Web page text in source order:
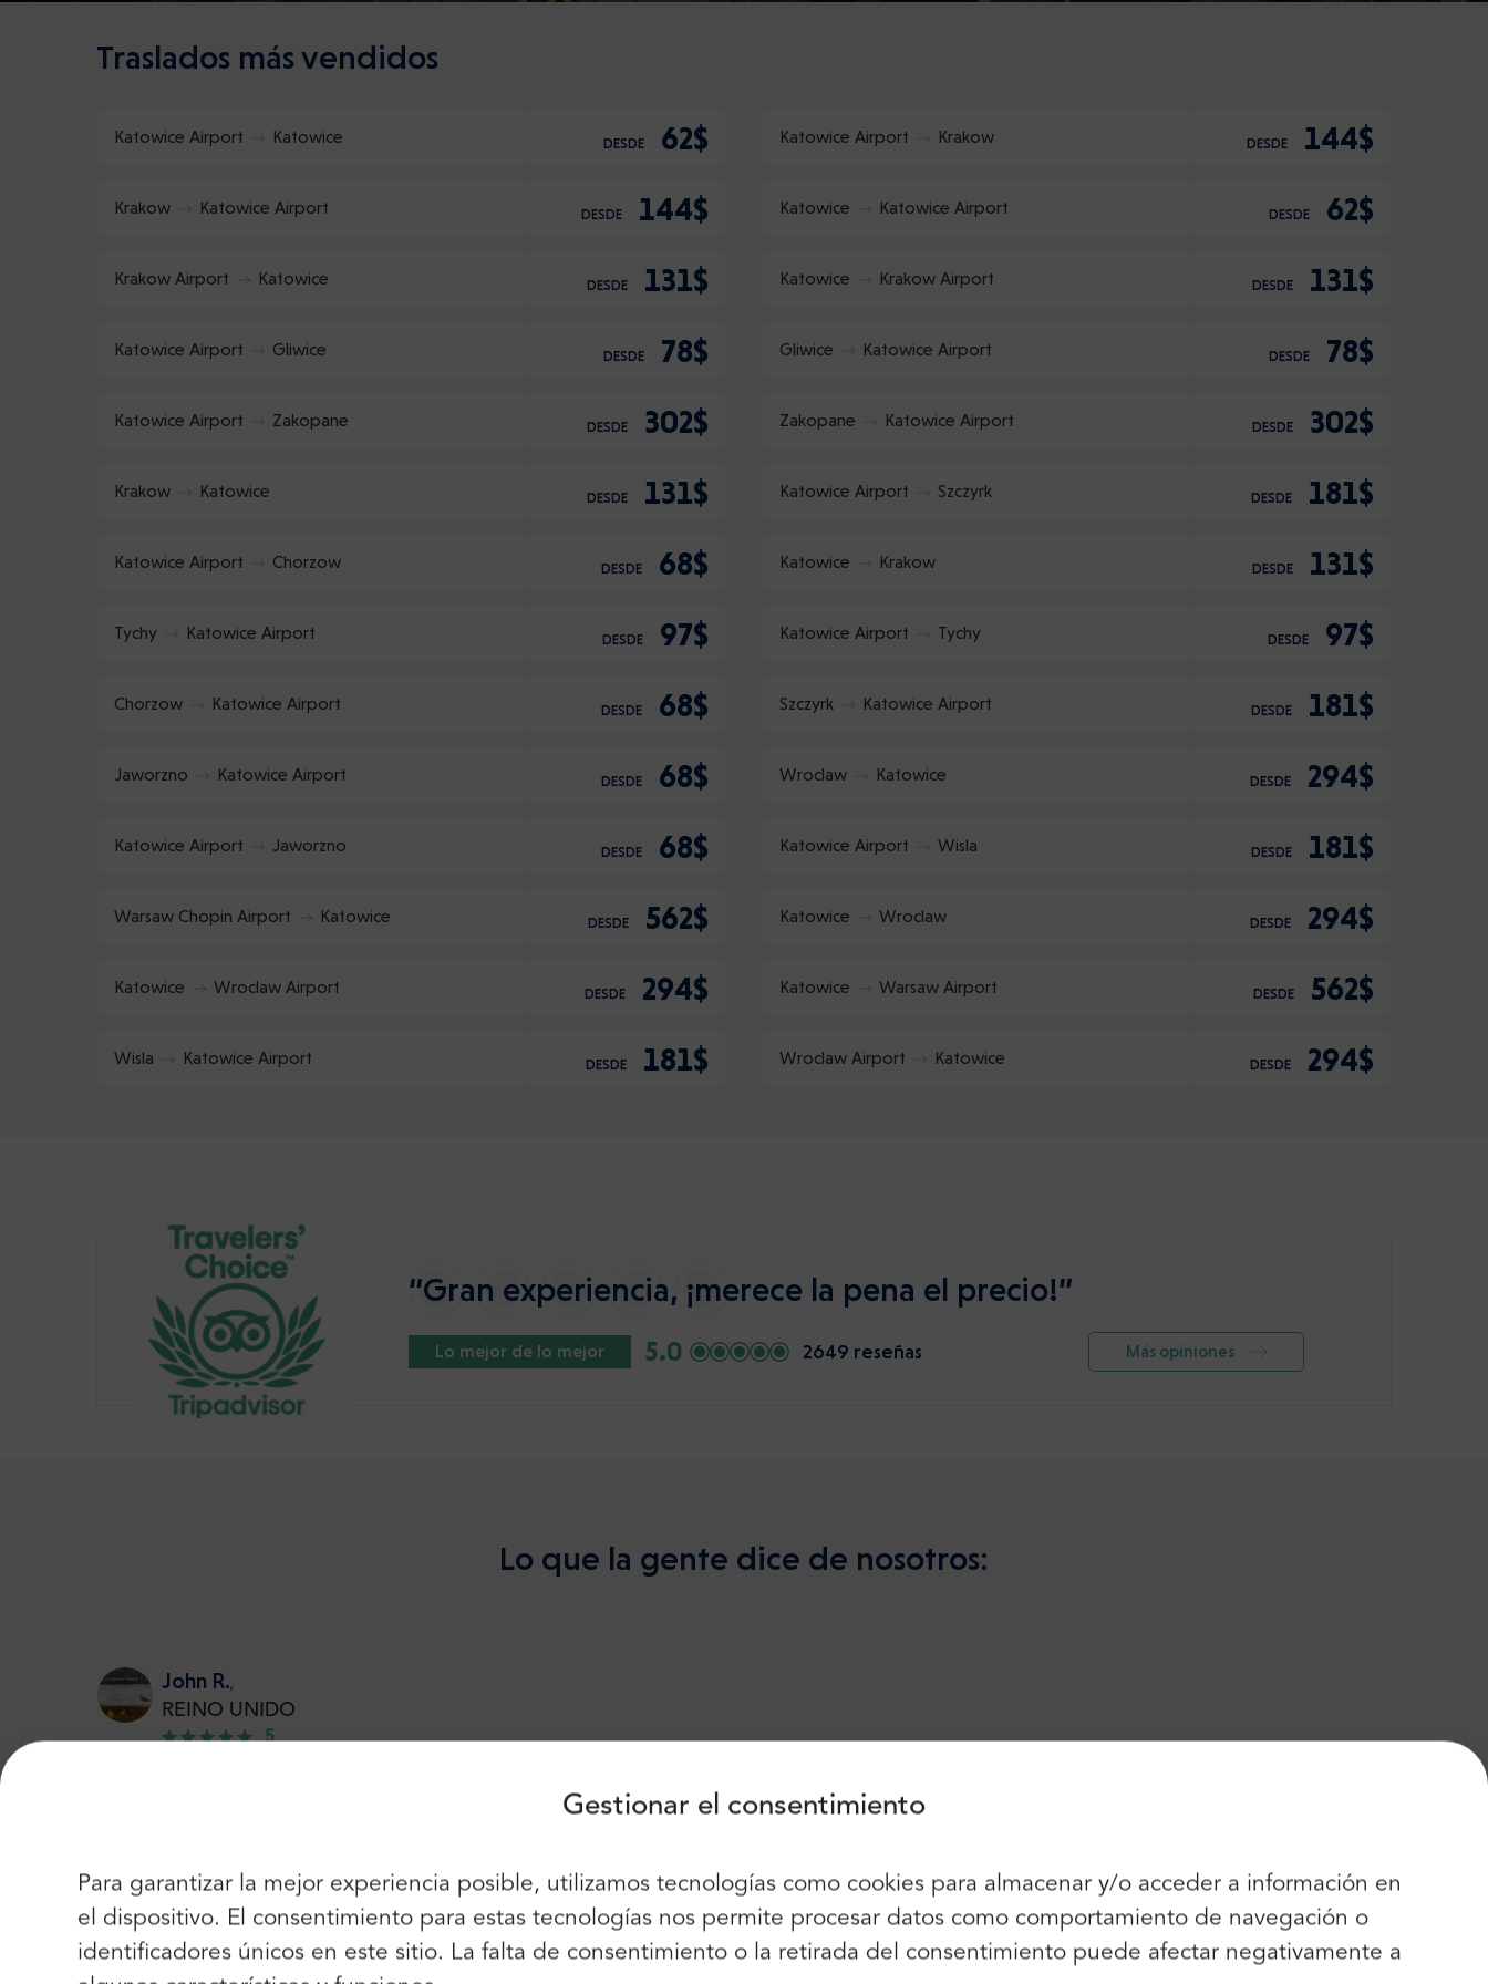
Gestionar el consentimiento
Para garantizar la mejor experiencia posible, utilizamos tecnologías como cookies para almacenar y/o acceder a información en
el dispositivo. El consentimiento para estas tecnologías nos permite procesar datos como comportamiento de navegación o
identificadores únicos en este sitio. La falta de consentimiento o la retirada del consentimiento puede afectar negativamente a
Traslados más vendidos
Katowice Airport Katowice DESDE 62$ Katowice Airport Krakow DESDE 144$
Krakow Katowice Airport DESDE 144$ Katowice Katowice Airport DESDE 62$
Krakow Airport Katowice DESDE 131$ Katowice Krakow Airport DESDE 131$
Katowice Airport Gliwice DESDE 78$ Gliwice Katowice Airport DESDE 78$
Katowice Airport Zakopane DESDE 302$ Zakopane Katowice Airport DESDE 302$
Krakow Katowice DESDE 131$ Katowice Airport Szczyrk DESDE 181$
Katowice Airport Chorzow DESDE 68$ Katowice Krakow DESDE 131$
Tychy Katowice Airport DESDE 97$ Katowice Airport Tychy DESDE 97$
Chorzow Katowice Airport DESDE 68$ Szczyrk Katowice Airport DESDE 181$
Jaworzno Katowice Airport DESDE 68$ Wroclaw Katowice DESDE 294$
Katowice Airport Jaworzno DESDE 68$ Katowice Airport Wisla DESDE 181$
Warsaw Chopin Airport Katowice DESDE 562$ Katowice Wroclaw DESDE 294$
Katowice Wroclaw Airport DESDE 294$ Katowice Warsaw Airport DESDE 562$
Wisla Katowice Airport DESDE 181$ Wroclaw Airport Katowice DESDE 294$
“Gran experiencia, ¡merece la pena el precio!”
Lo mejor de lo mejor 5.0 2649 reseñas Más opiniones
Lo que la gente dice de nosotros:
John R.,
REINO UNIDO
5
Aeropuerto bullicioso, muy moderno y espacioso. Todo parece limpio y bien cuidado.
Claire A.,
Alemania
5
Siga utilizando:
También puede utilizar el correo
electrónico y la contraseña:
Correo electrónico:
Nombre: